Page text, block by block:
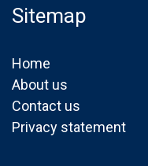
Sitemap
Home
About us
Contact us
Privacy statement